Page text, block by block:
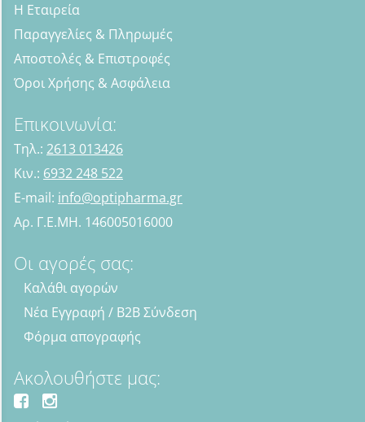
Η Εταιρεία
Παραγγελίες & Πληρωμές
Αποστολές & Επιστροφές
Όροι Χρήσης & Ασφάλεια
Επικοινωνία:
Τηλ.: 2613 013426
Κιν.: 6932 248 522
E-mail: info@optipharma.gr
Αρ. Γ.Ε.ΜΗ. 146005016000
Οι αγορές σας:
Καλάθι αγορών
Νέα Εγγραφή / B2B Σύνδεση
Φόρμα απογραφής
Ακολουθήστε μας: